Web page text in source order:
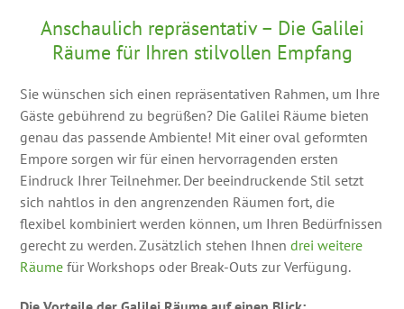
Anschaulich repräsentativ – Die Galilei
Räume für Ihren stilvollen Empfang
Sie wünschen sich einen repräsentativen Rahmen, um Ihre
Gäste gebührend zu begrüßen? Die Galilei Räume bieten
genau das passende Ambiente! Mit einer oval geformten
Empore sorgen wir für einen hervorragenden ersten
Eindruck Ihrer Teilnehmer. Der beeindruckende Stil setzt
sich nahtlos in den angrenzenden Räumen fort, die
flexibel kombiniert werden können, um Ihren Bedürfnissen
gerecht zu werden. Zusätzlich stehen Ihnendrei weitere
Räume für Workshops oder Break-Outs zur Verfügung.